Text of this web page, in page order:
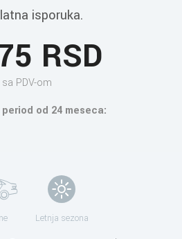
isporuka.
RSD
sa PDV-om
od 24 meseca:
Letnja sezona